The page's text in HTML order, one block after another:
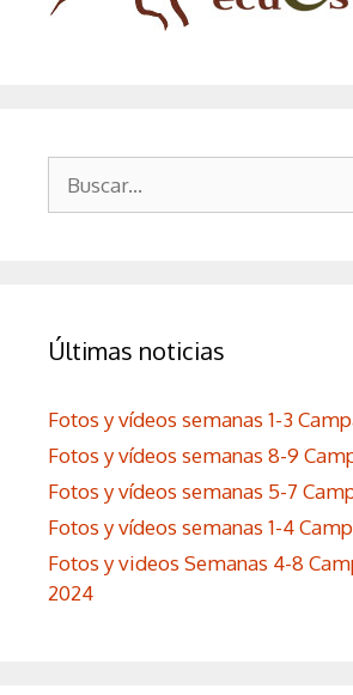
Últimas noticias
Fotos y vídeos semanas 1-3
Fotos y vídeos semanas 8-9
Fotos y vídeos semanas 5-7
Fotos y vídeos semanas 1-4
Fotos y videos Semanas 4-8
2024